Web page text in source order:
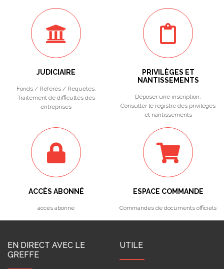
JUDICIAIRE
Fonds / Référés / Requêtes.
Traitement de difficultés des
entreprises
PRIVILÈGES ET
NANTISSEMENTS
Déposer une inscription.
Consulter le registre des privilèges
et nantissements
ACCÈS ABONNÉ
accès abonné
ESPACE COMMANDE
Commandes de documents officiels
EN DIRECT AVEC LE
GREFFE
UTILE